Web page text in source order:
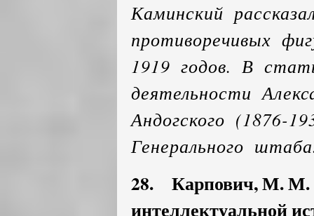
Каминский
противоречивых
1919 годов. В
деятельности
Андогского (1876-
Генерального
28. Карпович, М.
интеллектуальной